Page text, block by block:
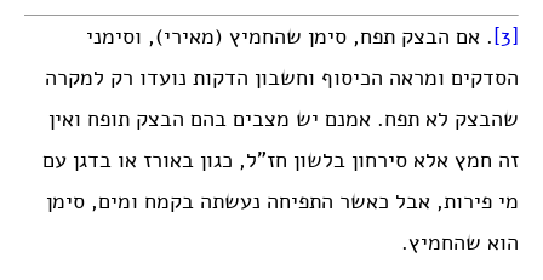
[3]
. אם הבצק תפח, סימן שהחמיץ (מאירי), וסימני
הסדקים ומראה הכיסוף וחשבון הדקות נועדו רק למקרה
שהבצק לא תפח. אמנם יש מצבים בהם הבצק תופח ואין
זה חמץ אלא סירחון בלשון חז”ל, כגון באורז או בדגן עם
מי פירות, אבל כאשר התפיחה נעשתה בקמח ומים, סימן
הוא שהחמיץ.